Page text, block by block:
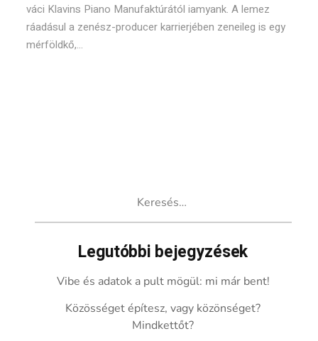
váci Klavins Piano Manufaktúrától iamyank. A lemez
ráadásul a zenész-producer karrierjében zeneileg is egy
mérföldkő,...
Legutóbbi bejegyzések
Vibe és adatok a pult mögül: mi már bent!
Közösséget építesz, vagy közönséget?
Mindkettőt?